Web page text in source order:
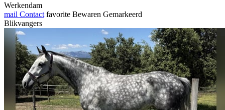
Werkendam
mail Contact favorite Bewaren Gemarkeerd
Blikvangers